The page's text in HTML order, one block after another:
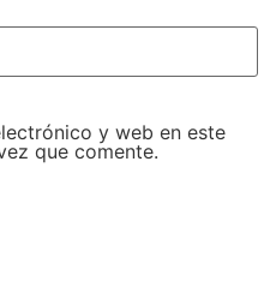
y web en este
que comente.